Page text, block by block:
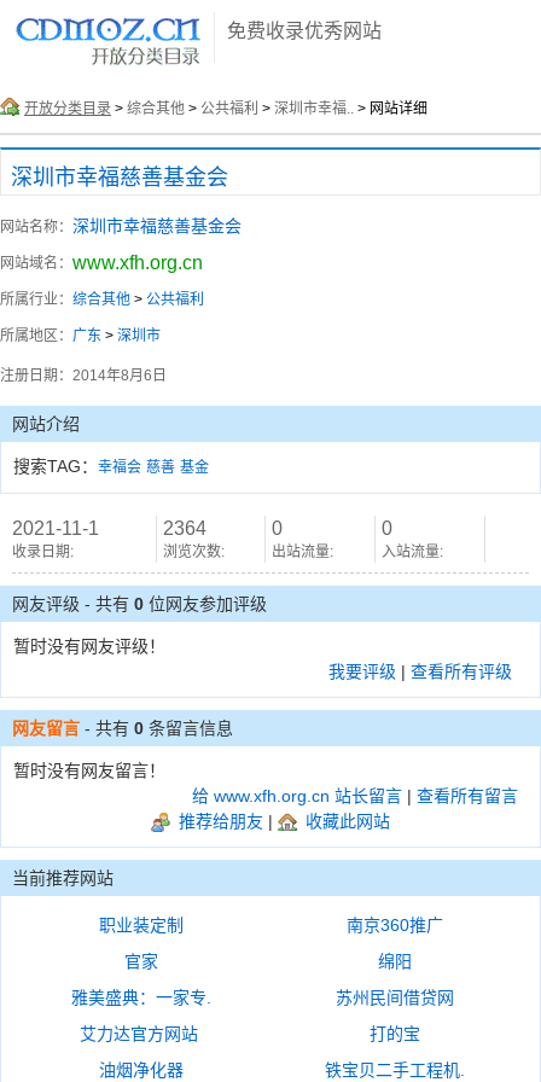
免费收录优秀网站
开放分类目录 > 综合其他 > 公共福利 > 深圳市幸福.. > 网站详细
深圳市幸福慈善基金会
网站名称： 深圳市幸福慈善基金会
网站域名： www.xfh.org.cn
所属行业： 综合其他 > 公共福利
所属地区： 广东 > 深圳市
注册日期： 2014年8月6日
网站介绍
搜索TAG： 幸福会 慈善 基金
2021-11-1
收录日期:
2364
浏览次数:
0
出站流量:
0
入站流量:
网友评级 - 共有 0 位网友参加评级
暂时没有网友评级！
我要评级 | 查看所有评级
网友留言 - 共有 0 条留言信息
暂时没有网友留言！
给 www.xfh.org.cn 站长留言 | 查看所有留言
推荐给朋友 | 收藏此网站
当前推荐网站
职业装定制
南京360推广
官家
绵阳
雅美盛典：一家专.
苏州民间借贷网
艾力达官方网站
打的宝
油烟净化器
铁宝贝二手工程机.